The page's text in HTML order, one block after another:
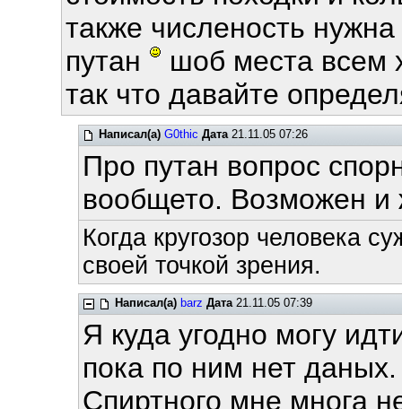
также численость
путан
шоб места всем
так что давайте
Написал(а) G0thic Дата21.11.05 07:26
Про путан вопрос
вообщето. Возможен и
Когда кругозор человека
своей точкой зрения.
Написал(а) barz Дата21.11.05 07:39
Я куда угодно могу
пока по ним нет
Спиртного мне многа